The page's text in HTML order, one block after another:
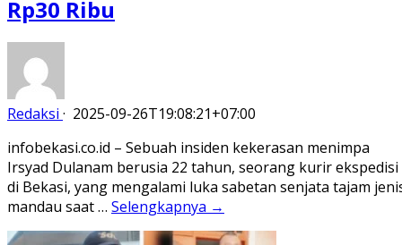
Rp30 Ribu
Redaksi · 2025-09-26T19:08:21+07:00
infobekasi.co.id – Sebuah insiden kekerasan menimpa
Irsyad Dulanam berusia 22 tahun, seorang kurir ekspedisi
di Bekasi, yang mengalami luka sabetan senjata tajam
mandau saat … Selengkapnya →